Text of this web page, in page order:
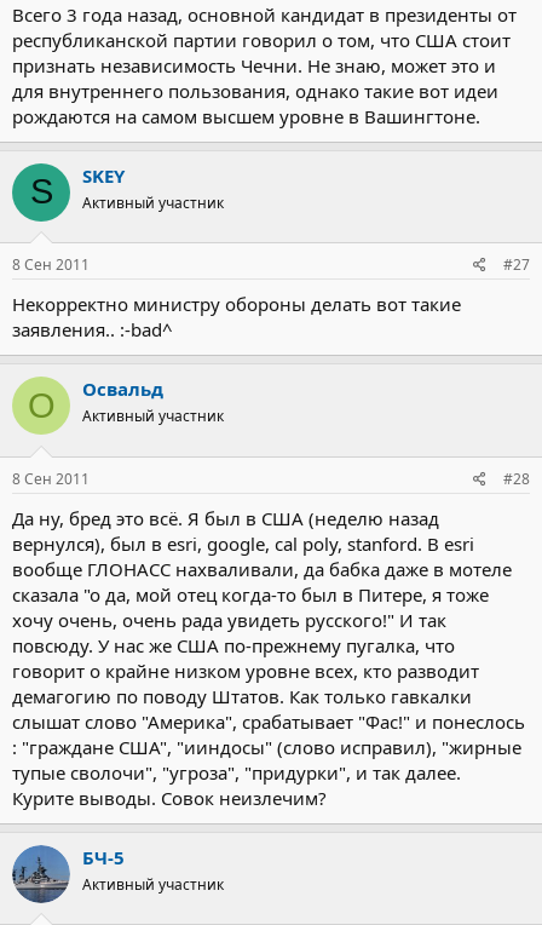
Всего 3 года назад, основной кандидат в президенты от
республиканской партии говорил о том, что США стоит
признать независимость Чечни. Не знаю, может это и
для внутреннего пользования, однако такие вот идеи
рождаются на самом высшем уровне в Вашингтоне.
S SKEY
Активный участник
8 Сен 2011 #27
Некорректно министру обороны делать вот такие
заявления.. :-bad^
О Освальд
Активный участник
8 Сен 2011 #28
Да ну, бред это всё. Я был в США (неделю назад
вернулся), был в esri, google, cal poly, stanford. В esri
вообще ГЛОНАСС нахваливали, да бабка даже в мотеле
сказала "о да, мой отец когда-то был в Питере, я тоже
хочу очень, очень рада увидеть русского!" И так
повсюду. У нас же США по-прежнему пугалка, что
говорит о крайне низком уровне всех, кто разводит
демагогию по поводу Штатов. Как только гавкалки
слышат слово "Америка", срабатывает "Фас!" и понеслось
: "граждане США", "ииндосы" (слово исправил), "жирные
тупые сволочи", "угроза", "придурки", и так далее.
Курите выводы. Совок неизлечим?
БЧ-5
Активный участник